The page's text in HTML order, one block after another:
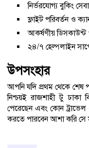
নির্ভরযোগ্য বুকিং সেবা
ফ্লাইট পরিবর্তন ও
আকর্ষণীয়
২৪/৭ হেল্পলাইন
উপসংহার
আপনি যদি প্রথম থেকে শেষ
নিশ্চয়ই রাজশাহী টু ঢাকা
পেরেছেন এবং কোন ট্রাভেল
করতে পারবেন আশা করি সে